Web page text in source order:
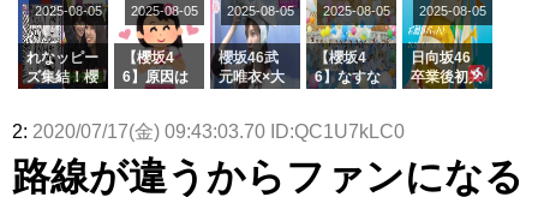
日向坂46まとめのまとめ / 筒井あやめ、アレをチラリ。こういう偶然の方
が官能的だよな？
日向坂46まとめのまとめ / 【日向坂46】富田鈴花1st写真集の先行カット、
これも素晴らしい
花考案グッズ＆生写真5種が公開される
い
きた。】
ージを脱い
でいた理由
グル『Mak
e or Brea
k』オフィ
シャルグッ
ズ絶賛販売
の2人を手
玉に取る大
沼晶保【く
りぃむナン
タラ】
属を発表
ら移籍しフ
ラーム所属
に。これで
事務所に所
属している
れなッピー
ズ集結！櫻
理子、8/6
「ラヴィッ
ト！」水曜
スタジオ出
2025-08-05
【櫻坂4
6】原因は
uddiesを
ざわつかせ
る...
2025-08-05
櫻坂46武
元唯衣×大
カップお姉
【くりぃむ
ナンタラ】
2025-08-05
【櫻坂4
6】なすな
2曲目っ
ィット 東
京ドーム公
2025-08-05
日向坂46
卒業後初共
んと再会し
た結果･･･
2025-08-05
2: 2020/07/17(金) 09:43:03.70 ID:QC1U7kLC0
路線が違うからファンになる